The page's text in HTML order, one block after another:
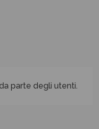
parte degli utenti.